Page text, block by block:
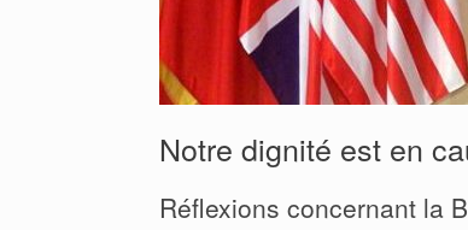
Notre dignité est en
Réflexions concernant la